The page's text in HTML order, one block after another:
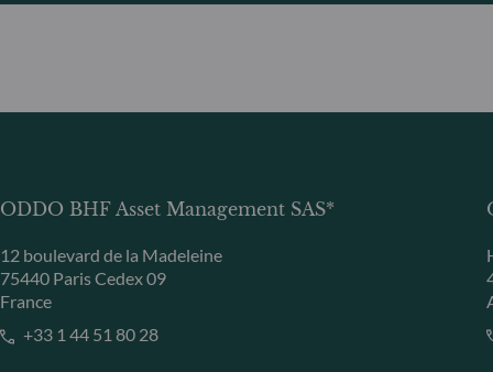
ODDO BHF Asset Management SAS*
12 boulevard de la Madeleine
75440 Paris Cedex 09
France
+33 1 44 51 80 28